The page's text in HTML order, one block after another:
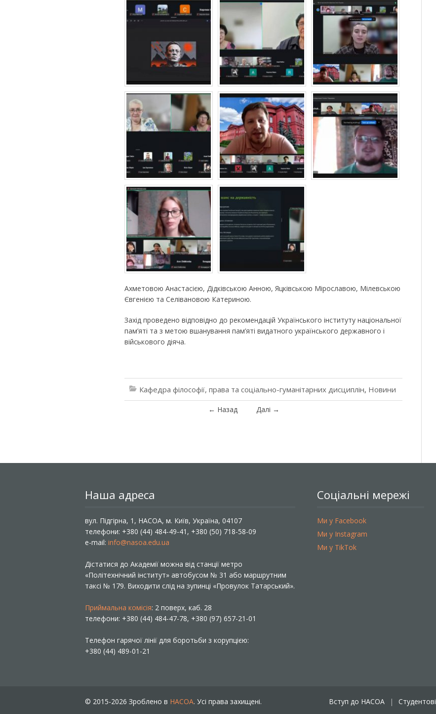
Ахметовою Анастасією, Дідківською Анною, Яцківською Мірославою, Мілевською
Євгенією та Селівановою Катериною.
Захід проведено відповідно до рекомендацій Українського інституту національної
пам’яті та з метою вшанування пам’яті видатного українського державного і
військового діяча.
Кафедра філософії, права та соціально-гуманітарних дисциплін, Новини
← Назад Далі →
Наша адреса
вул. Підгірна, 1, НАСОА, м. Київ, Україна, 04107
телефони: +380 (44) 484-49-41, +380 (50) 718-58-09
e-mail: info@nasoa.edu.ua
Дістатися до Академії можна від станції метро
«Політехнічний інститут» автобусом № 31 або маршрутним
таксі № 179. Виходити слід на зупинці «Провулок Татарський».
Приймальна комісія: 2 поверх, каб. 28
телефони: +380 (44) 484-47-78, +380 (97) 657-21-01
Телефон гарячої лінії для боротьби з корупцією:
+380 (44) 489-01-21
Соціальні мережі
Ми у Facebook
Ми у Instagram
Ми у TikTok
Вступ до НАСОА Студентові
© 2015-2026 Зроблено в НАСОА. Усі права захищені.